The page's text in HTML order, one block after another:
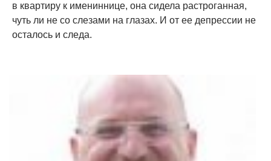
в квартиру к имениннице, она сидела растроганная,
чуть ли не со слезами на глазах. И от ее депрессии не
осталось и следа.